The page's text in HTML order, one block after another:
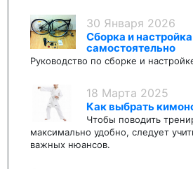
30 Января 2026
Сборка и
самостоятельно
Руководство по сборке и
18 Марта 2025
Как выбрать
Чтобы поводить
максимально удобно, следует
важных нюансов.